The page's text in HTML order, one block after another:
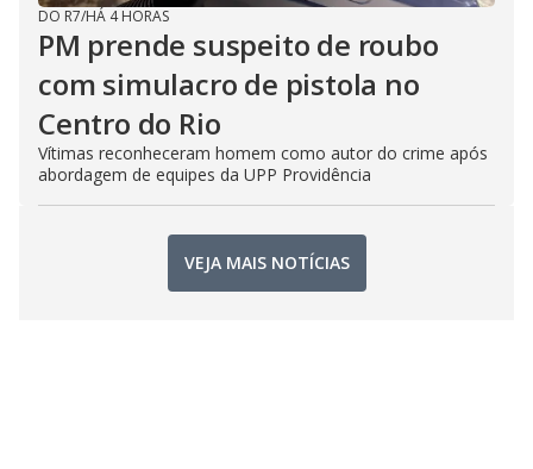
DO R7/HÁ 4 HORAS
PM prende suspeito de roubo
com simulacro de pistola no
Centro do Rio
Vítimas reconheceram homem como autor do crime após
abordagem de equipes da UPP Providência
VEJA MAIS NOTÍCIAS